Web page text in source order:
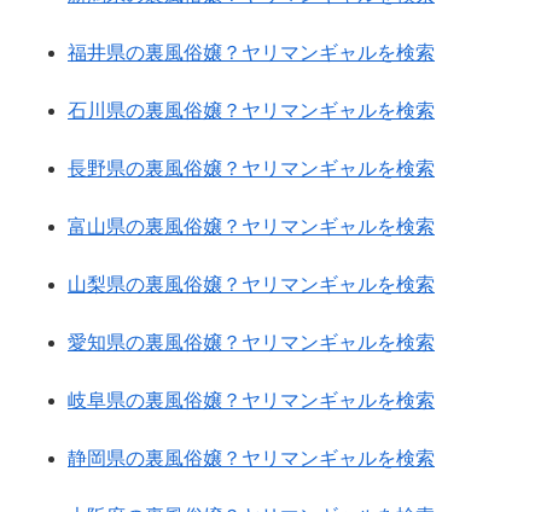
福井県の裏風俗嬢？ヤリマンギャルを検索
石川県の裏風俗嬢？ヤリマンギャルを検索
長野県の裏風俗嬢？ヤリマンギャルを検索
富山県の裏風俗嬢？ヤリマンギャルを検索
山梨県の裏風俗嬢？ヤリマンギャルを検索
愛知県の裏風俗嬢？ヤリマンギャルを検索
岐阜県の裏風俗嬢？ヤリマンギャルを検索
静岡県の裏風俗嬢？ヤリマンギャルを検索